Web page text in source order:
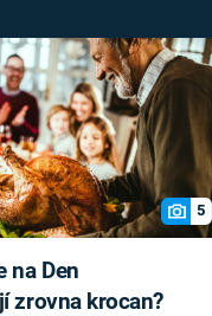
5
na Den
zrovna krocan?